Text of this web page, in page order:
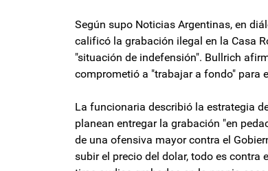
Según supo Noticias Argentinas, en
calificó la grabación ilegal en la Casa
"situación de indefensión". Bullrich
comprometió a "trabajar a fondo" para
La funcionaria describió la estrategia
planean entregar la grabación "en
de una ofensiva mayor contra el
subir el precio del dolar, todo es contra